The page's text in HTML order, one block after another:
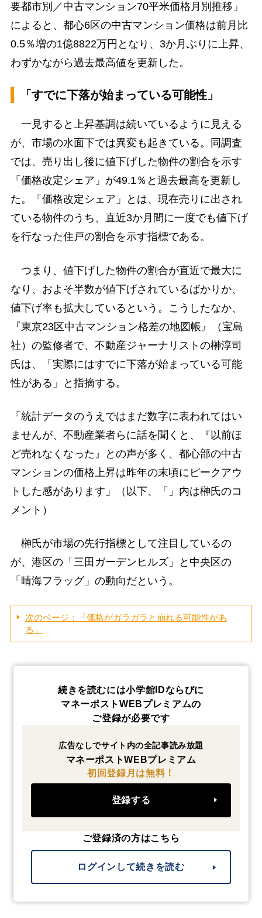
要都市別／中古マンション70平米価格月別推移」
によると、都心6区の中古マンション価格は前月比
0.5％増の1億8822万円となり、3か月ぶりに上昇、
わずかながら過去最高値を更新した。
「すでに下落が始まっている可能性」
一見すると上昇基調は続いているように見える
が、市場の水面下では異変も起きている。同調査
では、売り出し後に値下げした物件の割合を示す
「価格改定シェア」が49.1％と過去最高を更新し
た。「価格改定シェア」とは、現在売りに出され
ている物件のうち、直近3か月間に一度でも値下げ
を行なった住戸の割合を示す指標である。
つまり、値下げした物件の割合が直近で最大に
なり、およそ半数が値下げされているばかりか、
値下げ率も拡大しているという。こうしたなか、
『東京23区中古マンション格差の地図帳』（宝島
社）の監修者で、不動産ジャーナリストの榊淳司
氏は、「実際にはすでに下落が始まっている可能
性がある」と指摘する。
「統計データのうえではまだ数字に表われてはい
ませんが、不動産業者らに話を聞くと、『以前ほ
ど売れなくなった』との声が多く、都心部の中古
マンションの価格上昇は昨年の末頃にピークアウ
トした感があります」（以下、「」内は榊氏のコ
メント）
榊氏が市場の先行指標として注目しているの
が、港区の「三田ガーデンヒルズ」と中央区の
「晴海フラッグ」の動向だという。
次のページ：「価格がガラガラと崩れる可能性があ
る」
続きを読むには小学館IDならびに
マネーポストWEBプレミアムの
ご登録が必要です
広告なしでサイト内の全記事読み放題
マネーポストWEBプレミアム
初回登録月は無料！
登録する
ご登録済の方はこちら
ログインして続きを読む